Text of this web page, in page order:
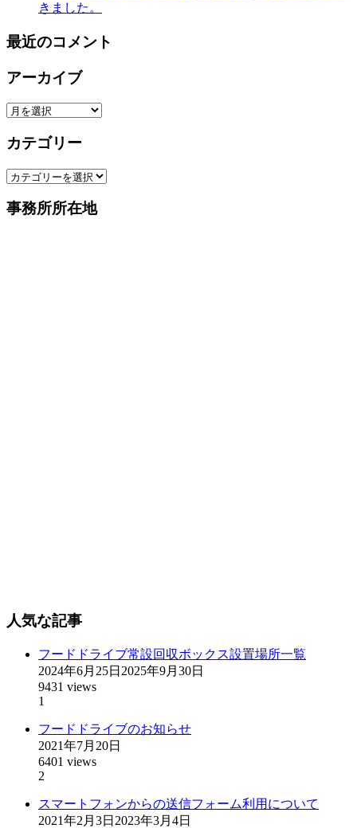
きました。
最近のコメント
アーカイブ
ア
カ
ブ
カテゴリー
カ
ゴ
事務所所在地
人気な記事
フードドライブ常設回収ボックス設置場所一覧
2024年6月25日 2025年9月30日
9431 views
1
フードドライブのお知らせ
2021年7月20日
6401 views
2
スマートフォンからの送信フォーム利用について
2021年2月3日 2023年3月4日